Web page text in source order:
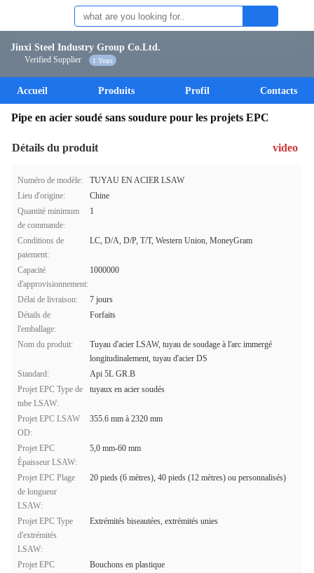
Jinxi Steel Industry Group Co.Ltd.
Verified Supplier 1 Years
Accueil Produits Profil Contacts
Pipe en acier soudé sans soudure pour les projets EPC
Détails du produit video
Numéro de modèle:
TUYAU EN ACIER LSAW
Lieu d'origine:
Chine
Quantité minimum
de commande:
1
Conditions de
paiement:
LC, D/A, D/P, T/T, Western Union, MoneyGram
Capacité
d'approvisionnement:
1000000
Délai de livraison:
7 jours
Détails de
l'emballage:
Forfaits
Nom du produit:
Tuyau d'acier LSAW, tuyau de soudage à l'arc immergé
longitudinalement, tuyau d'acier DS
Standard:
Api 5L GR.B
Projet EPC Type de
tube LSAW:
tuyaux en acier soudés
Projet EPC LSAW
OD:
355.6 mm à 2320 mm
Projet EPC
Épaisseur LSAW:
5,0 mm-60 mm
Projet EPC Plage
de longueur
LSAW:
20 pieds (6 mètres), 40 pieds (12 mètres) ou personnalisés)
Projet EPC Type
d'extrémités
LSAW:
Extrémités biseautées, extrémités unies
Projet EPC
Bouchons en plastique